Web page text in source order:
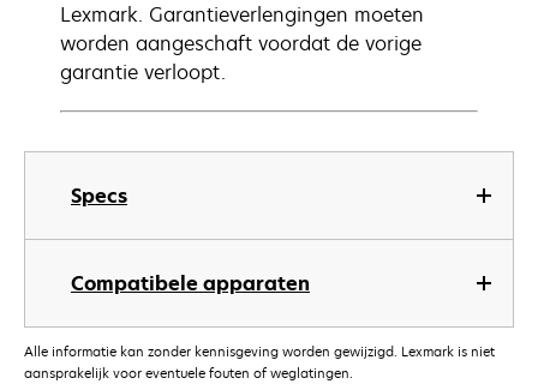
Specs
Compatibele apparaten
Lexmark. Garantieverlengingen moeten
worden aangeschaft voordat de vorige
garantie verloopt.
Alle informatie kan zonder kennisgeving worden gewijzigd. Lexmark is niet
aansprakelijk voor eventuele fouten of weglatingen.